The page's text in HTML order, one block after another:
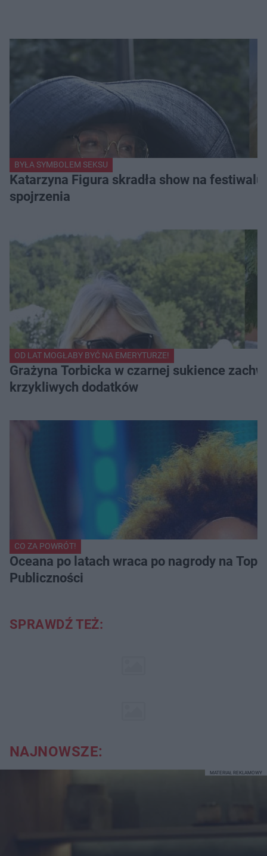
BYŁA SYMBOLEM SEKSU
Katarzyna Figura skradła show na
spojrzenia
OD LAT MOGŁABY BYĆ NA EMERYTURZE!
Grażyna Torbicka w czarnej sukience
krzykliwych dodatków
CO ZA POWRÓT!
Oceana po latach wraca po nagrody na Top
Publiczności
SPRAWDŹ TEŻ:
NAJNOWSZE:
MATERIAŁ REKLAMOWY